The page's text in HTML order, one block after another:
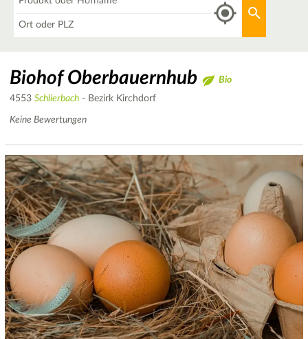
Biohof Oberbauernhub
Bio
4553 Schlierbach - Bezirk Kirchdorf
Keine Bewertungen